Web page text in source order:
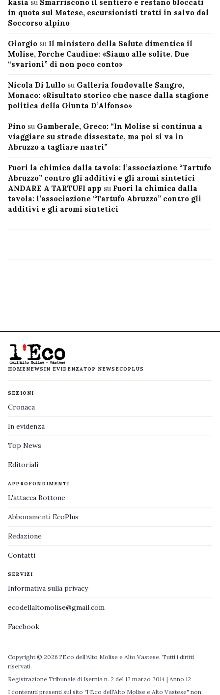
kasia su Smarriscono il sentiero e restano bloccati
in quota sul Matese, escursionisti tratti in salvo dal
Soccorso alpino
Giorgio su Il ministero della Salute dimentica il
Molise, Forche Caudine: «Siamo alle solite. Due
“svarioni” di non poco conto»
Nicola Di Lullo su Galleria fondovalle Sangro,
Monaco: «Risultato storico che nasce dalla stagione
politica della Giunta D’Alfonso»
Pino su Gamberale, Greco: “In Molise si continua a
viaggiare su strade dissestate, ma poi si va in
Abruzzo a tagliare nastri”
Fuori la chimica dalla tavola: l’associazione “Tartufo
Abruzzo” contro gli additivi e gli aromi sintetici
ANDARE A TARTUFI app su Fuori la chimica dalla
tavola: l’associazione “Tartufo Abruzzo” contro gli
additivi e gli aromi sintetici
HOMENEWS IN EVIDENZATOP NEWS ECOPLUS
SEZIONI
Cronaca
In evidenza
Top News
Editoriali
APPROFONDIMENTI
L'attacca Bottone
Abbonamenti EcoPlus
Redazione
Contatti
SERVIZI
Informativa sulla privacy
ecodellaltomolise@gmail.com
Facebook
Copyright © 2026 l'Eco dell'Alto Molise e Alto Vastese. Tutti i diritti
riservati.
Registrazione Tribunale di Isernia n. 2 del 12 marzo 2014 | Anno 12
I contenuti presenti sul sito "l'Eco dell'Alto Molise e Alto Vastese" non